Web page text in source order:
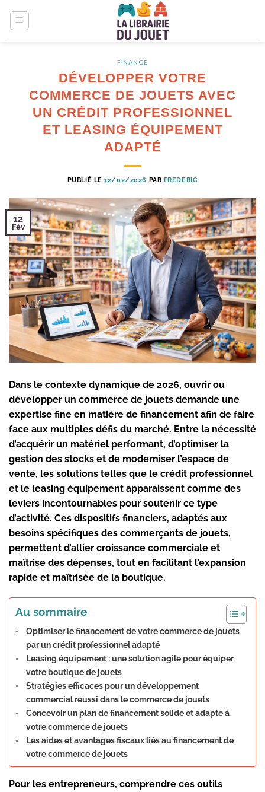
FINANCE
DÉVELOPPER VOTRE
COMMERCE DE JOUETS AVEC
UN CRÉDIT PROFESSIONNEL
ET LEASING ÉQUIPEMENT
ADAPTÉ
PUBLIÉ LE12/02/2026 PAR FREDERIC
12
Fév
Dans le contexte dynamique de 2026, ouvrir ou
développer un commerce de jouets demande une
expertise fine en matière de financement afin de faire
face aux multiples défis du marché. Entre la nécessité
d’acquérir un matériel performant, d’optimiser la
gestion des stocks et de moderniser l’espace de
vente, les solutions telles que le crédit professionnel
et le leasing équipement apparaissent comme des
leviers incontournables pour soutenir ce type
d’activité. Ces dispositifs financiers, adaptés aux
besoins spécifiques des commerçants de jouets,
permettent d’allier croissance commerciale et
maîtrise des dépenses, tout en facilitant l’expansion
rapide et maîtrisée de la boutique.
Au sommaire
Optimiser le financement de votre commerce de jouets
par un crédit professionnel adapté
Leasing équipement : une solution agile pour équiper
votre boutique de jouets
Stratégies efficaces pour un développement
commercial réussi dans le commerce de jouets
Concevoir un plan de financement solide et adapté à
votre commerce de jouets
Les aides et avantages fiscaux liés au financement de
votre commerce de jouets
Pour les entrepreneurs, comprendre ces outils